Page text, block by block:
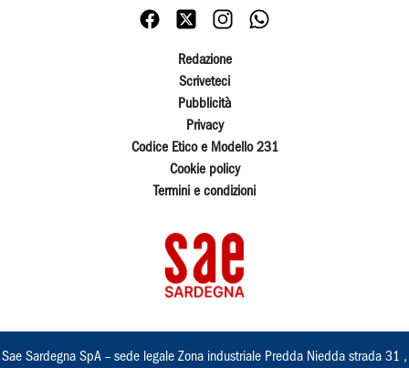
Redazione
Scriveteci
Pubblicità
Privacy
Codice Etico e Modello 231
Cookie policy
Termini e condizioni
Sae Sardegna SpA – sede legale Zona industriale Predda Niedda strada 31 ,